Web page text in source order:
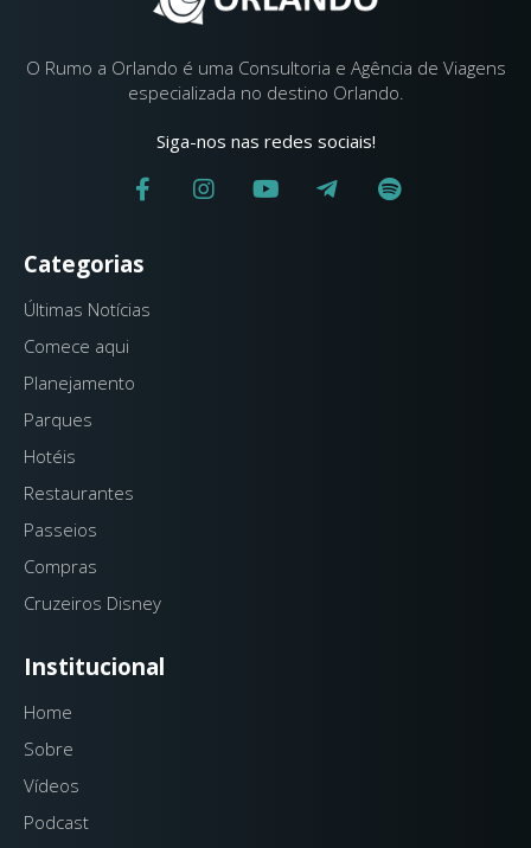
O Rumo a Orlando é uma Consultoria e Agência de Viagens
especializada no destino Orlando.
Siga-nos nas redes sociais!
Categorias
Últimas Notícias
Comece aqui
Planejamento
Parques
Hotéis
Restaurantes
Passeios
Compras
Cruzeiros Disney
Institucional
Home
Sobre
Vídeos
Podcast